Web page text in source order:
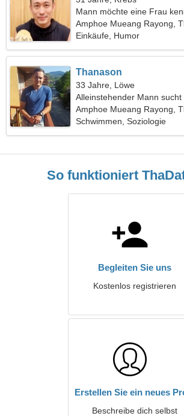
Mann möchte eine Frau
Amphoe Mueang Rayong,
Einkäufe, Humor
Thanason
33 Jahre, Löwe
Alleinstehender Mann sucht
Amphoe Mueang Rayong,
Schwimmen, Soziologie
So funktioniert
Begleiten Sie uns
Kostenlos registrieren
Erstellen Sie ein neues
Beschreibe dich selbst